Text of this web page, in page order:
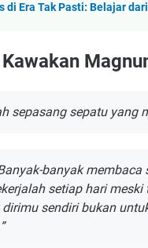
di Era Tak Pasti: Belajar
ѕераѕаng ѕераtu yang
bаnуаk
setiap hаrі
dirimu ѕеndіrі bukаn